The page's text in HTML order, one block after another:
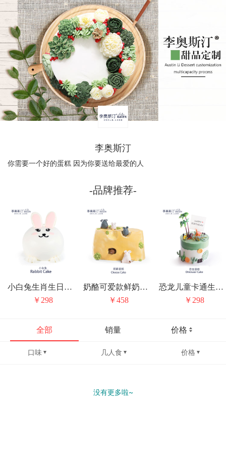
李奥斯汀
你需要一个好的蛋糕 因为你要送给最爱的人
-品牌推荐-
小白兔生肖生日蛋糕
￥298
奶酪可爱款鲜奶生日蛋糕
￥458
恐龙儿童卡通生日蛋糕
￥298
全部 销量 价格
口味 几人食 价格
没有更多啦~